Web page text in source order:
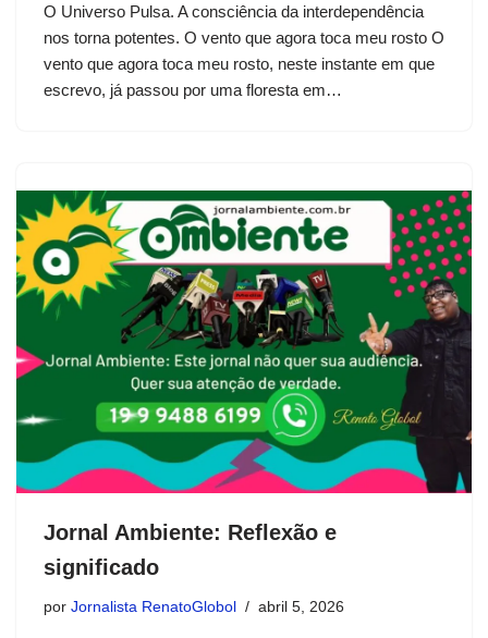
O Universo Pulsa. A consciência da interdependência
nos torna potentes. O vento que agora toca meu rosto O
vento que agora toca meu rosto, neste instante em que
escrevo, já passou por uma floresta em…
Jornal Ambiente: Reflexão e
significado
por Jornalista RenatoGlobol abril 5, 2026